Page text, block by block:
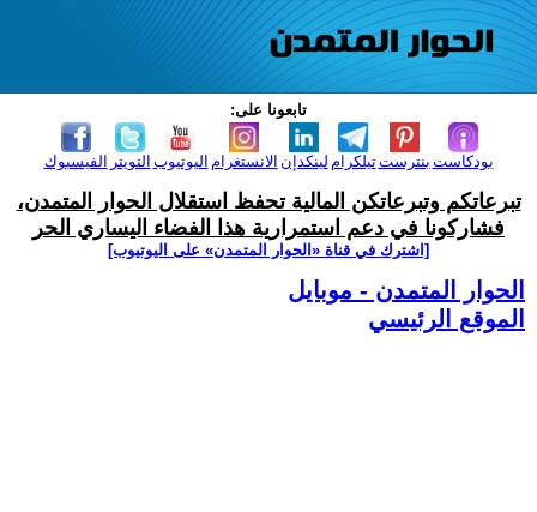
تابعونا على:
الفيسبوك التويتر اليوتيوب الانستغرام لينكدإن تيلكرامبنترست بودكاست
تبرعاتكم وتبرعاتكن المالية تحفظ استقلال الحوار المتمدن،
فشاركونا في دعم استمرارية هذا الفضاء اليساري الحر
[اشترك في قناة ‫«الحوار المتمدن» على اليوتيوب]
الحوار المتمدن - موبايل
الموقع الرئيسي